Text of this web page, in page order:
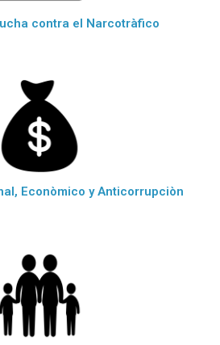
contra el Narcotràfico
Econòmico y Anticorrupciòn